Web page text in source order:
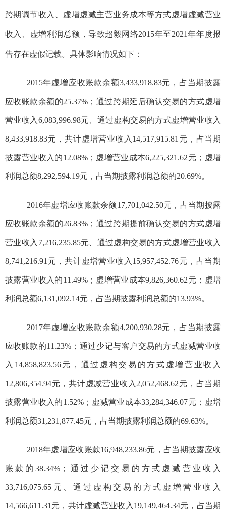
跨期调节收入、虚增虚减主营业务成本等方式虚增虚减营业
收入、虚增利润总额，导致超毅网络2015年至2021年年度报
告存在虚假记载。具体影响情况如下：
2015年虚增应收账款余额3,433,918.83元，占当期披露
应收账款余额的25.37% ；通过跨期延后确认交易的方式虚增
营业收入6,083,996.98元、通过虚构交易的方式虚增营业收入
8,433,918.83元，共计虚增营业收入14,517,915.81元，占当期
披露营业收入的12.08%；虚增营业成本6,225,321.62元；虚增
利润总额8,292,594.19元，占当期披露利润总额的20.69%。
2016年虚增应收账款余额17,701,042.50元，占当期披露
应收账款余额的26.83% ；通过跨期提前确认交易的方式虚增
营业收入 7,216,235.85元、通过虚构交易的方式虚增营业收入
8,741,216.91元，共计虚增营业收入15,957,452.76元，占当期
披露营业收入的11.49%；虚增营业成本9,826,360.62元；虚增
利润总额6,131,092.14元，占当期披露利润总额的13.93%。
2017年虚增应收账款余额4,200,930.28元，占当期披露
应收账款的11.23% ；通过少记与客户交易的方式虚减营业收
入 14,858,823.56元，通过虚构交易的方式虚增营业收入
12,806,354.94元，共计虚减营业收入2,052,468.62元，占当期
披露营业收入的1.52%；虚减营业成本33,284,346.07元；虚增
利润总额31,231,877.45元，占当期披露利润总额的69.63%。
2018年虚增应收账款16,948,233.86元， 占当期披露应收
账款的38.34% ；通过少记交易的方式虚减营业收入
33,716,075.65元、通过虚构交易的方式虚增营业收入
14,566,611.31元，共计虚减营业收入19,149,464.34元，占当期